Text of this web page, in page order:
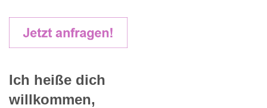
Ich heiße dich
willkommen,